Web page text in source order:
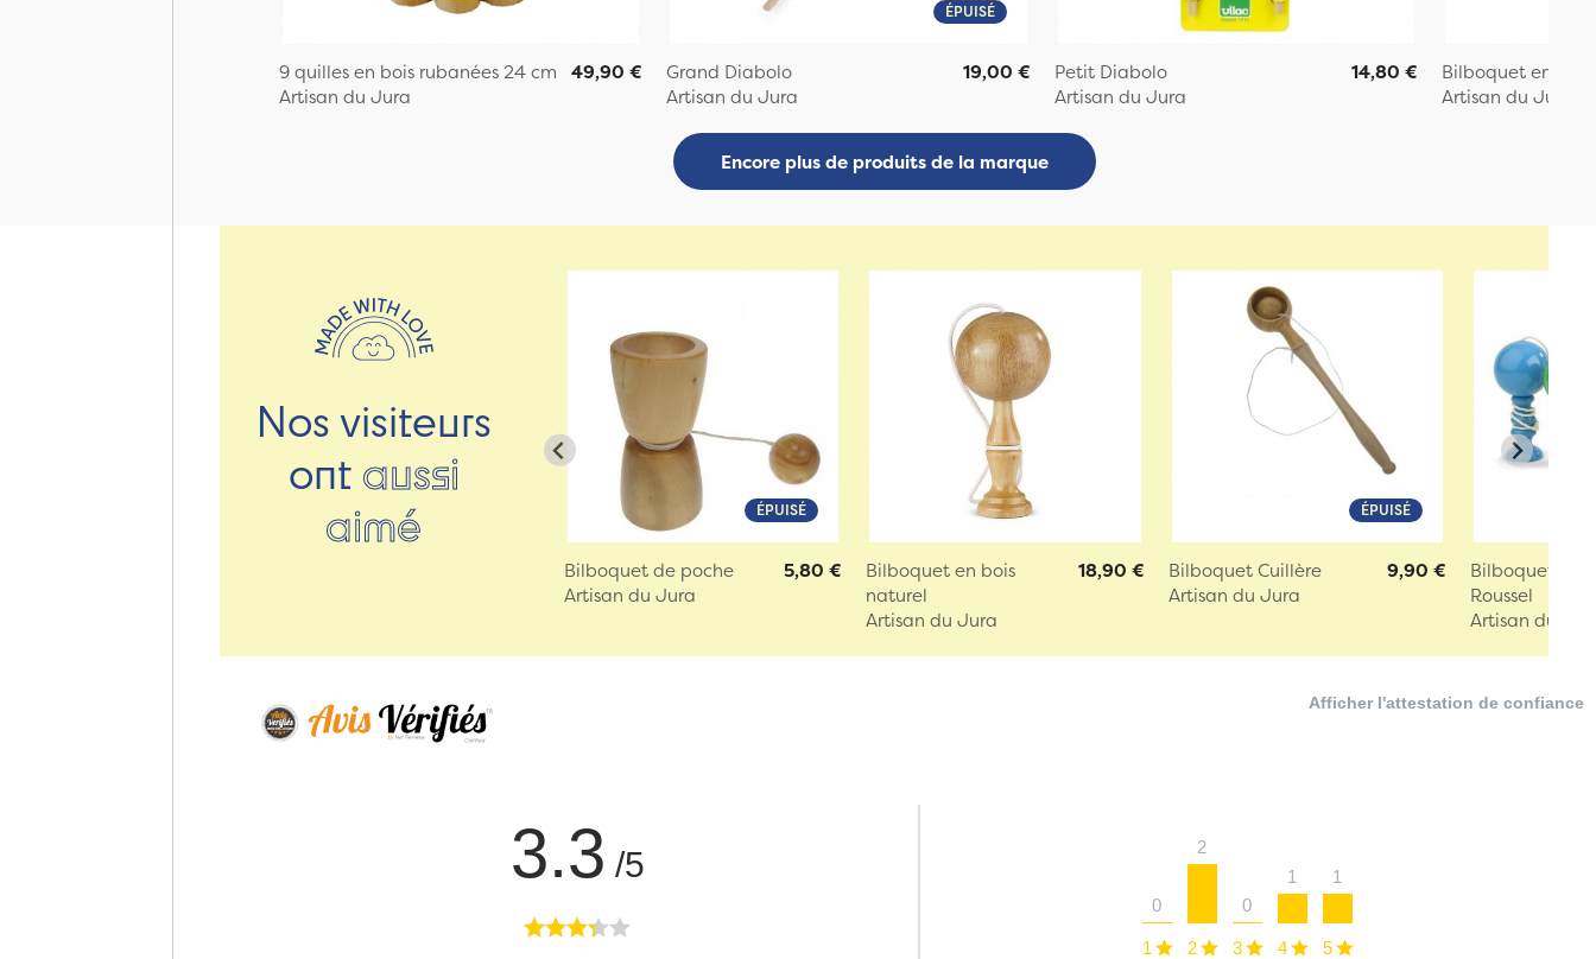
9 quilles en bois rubanées 24 cm
Artisan du Jura
49,90 €
ÉPUISÉ
Grand Diabolo
Artisan du Jura
19,00 €
Petit Diabolo
Artisan du Jura
14,80 €
Bilboquet en
Artisan du Jura
Encore plus de produits de la marque
Nos visiteurs
ont aussi
aimé
ÉPUISÉ
Bilboquet de poche
Artisan du Jura
5,80 €
Bilboquet en bois
naturel
Artisan du Jura
18,90 €
ÉPUISÉ
Bilboquet Cuillère
Artisan du Jura
9,90 €
Bilboquet en
Roussel
Artisan du
Afficher l'attestation de confiance
3.3 /5
1
0
2
2
3
0
4
1
5
1